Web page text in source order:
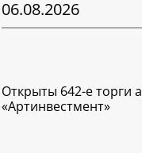
06.08.2026
Открыты 642-е торги
«Артинвестмент»